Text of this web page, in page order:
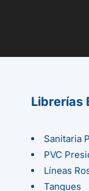
Librerías
Sanitaria
PVC
Líneas
Tanques